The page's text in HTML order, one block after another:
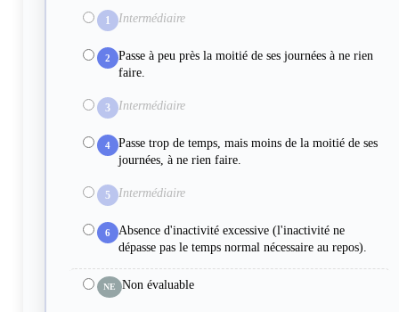
1 Intermédiaire
2
Passe à peu près la moitié de ses journées à ne rien
faire.
3 Intermédiaire
4
Passe trop de temps, mais moins de la moitié de ses
journées, à ne rien faire.
5 Intermédiaire
6
Absence d'inactivité excessive (l'inactivité ne
dépasse pas le temps normal nécessaire au repos).
NE Non évaluable